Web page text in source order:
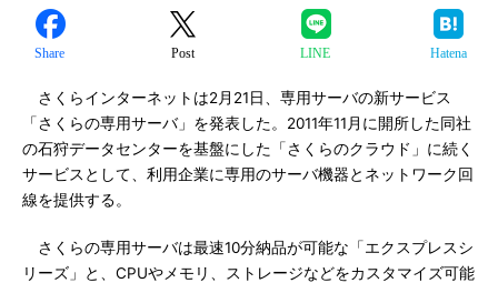
Share Post LINE Hatena
さくらインターネットは2月21日、専用サーバの新サービス
「さくらの専用サーバ」を発表した。2011年11月に開所した同社
の石狩データセンターを基盤にした「さくらのクラウド」に続く
サービスとして、利用企業に専用のサーバ機器とネットワーク回
線を提供する。
さくらの専用サーバは最速10分納品が可能な「エクスプレスシ
リーズ」と、CPUやメモリ、ストレージなどをカスタマイズ可能